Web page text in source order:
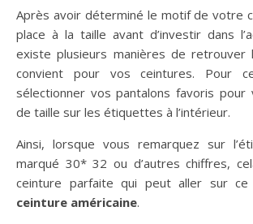
Après avoir déterminé le motif de votre
place à la taille avant d’investir dans
existe plusieurs manières de retrouver
convient pour vos ceintures. Pour
sélectionner vos pantalons favoris
de taille sur les étiquettes à l’intérieur.
Ainsi, lorsque vous remarquez sur
marqué 30* 32 ou d’autres chiffres,
ceinture parfaite qui peut aller sur
ceinture américaine.